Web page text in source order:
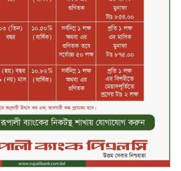
সপ্তাহের তৃতীয় কার্যদিবসে দরবৃদ্ধির
শীর্ষে সেন্ট্রাল ইন্সুরেন্স